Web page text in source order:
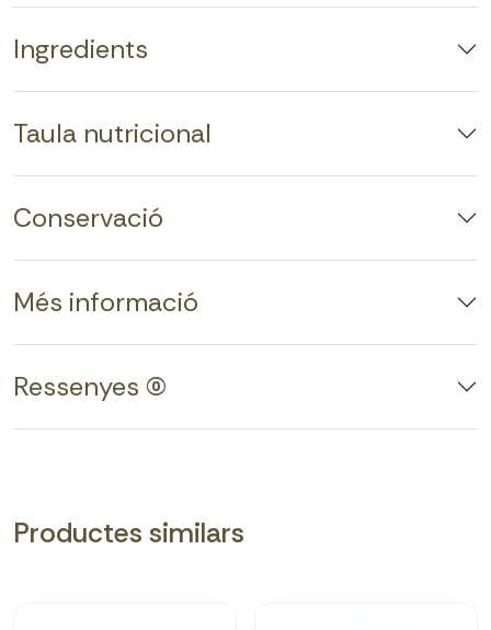
Ingredients
Taula nutricional
Conservació
Més informació
Ressenyes (0)
Productes similars